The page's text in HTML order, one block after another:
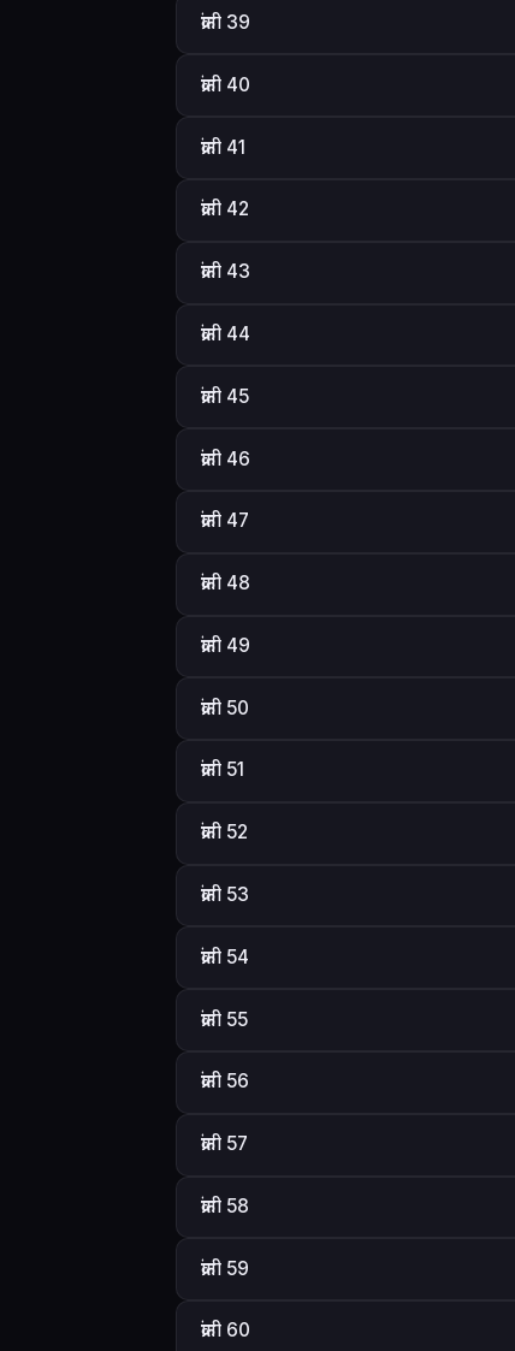
क्रांती 39
क्रांती 40
क्रांती 41
क्रांती 42
क्रांती 43
क्रांती 44
क्रांती 45
क्रांती 46
क्रांती 47
क्रांती 48
क्रांती 49
क्रांती 50
क्रांती 51
क्रांती 52
क्रांती 53
क्रांती 54
क्रांती 55
क्रांती 56
क्रांती 57
क्रांती 58
क्रांती 59
क्रांती 60